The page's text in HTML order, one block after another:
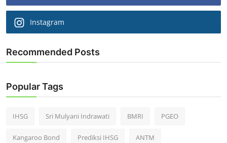
Instagram
Recommended Posts
Popular Tags
IHSG Sri Mulyani Indrawati BMRI PGEO
Kangaroo Bond Prediksi IHSG ANTM